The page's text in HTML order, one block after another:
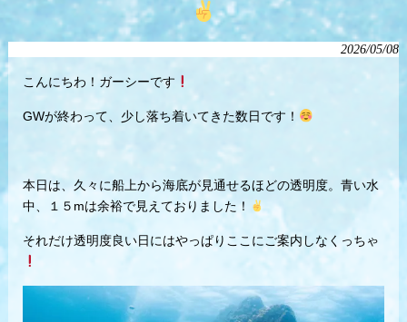
2026/05/08
こんにちわ！ガーシーです
GWが終わって、少し落ち着いてきた数日です！
本日は、久々に船上から海底が見通せるほどの透明度。青い水
中、１５mは余裕で見えておりました！
それだけ透明度良い日にはやっぱりここにご案内しなくっちゃ